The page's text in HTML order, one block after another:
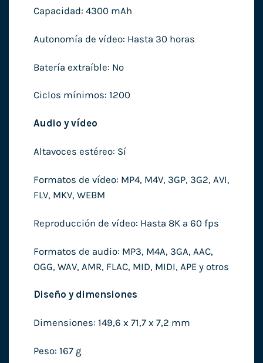
Capacidad: 4300 mAh
Autonomía de vídeo: Hasta 30 horas
Batería extraíble: No
Ciclos mínimos: 1200
Audio y vídeo
Altavoces estéreo: Sí
Formatos de vídeo: MP4, M4V, 3GP, 3G2, AVI,
FLV, MKV, WEBM
Reproducción de vídeo: Hasta 8K a 60 fps
Formatos de audio: MP3, M4A, 3GA, AAC,
OGG, WAV, AMR, FLAC, MID, MIDI, APE y otros
Diseño y dimensiones
Dimensiones: 149,6 x 71,7 x 7,2 mm
Peso: 167 g